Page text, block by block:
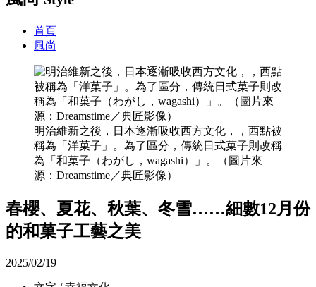
首頁
風尚
明治維新之後，日本逐漸吸收西方文化，，西點被
稱為「洋菓子」。為了區分，傳統日式菓子則改稱
為「和菓子（わがし，wagashi）」。（圖片來
源：Dreamstime／典匠影像）
春櫻、夏花、秋葉、冬雪……細數12月份
的和菓子工藝之美
2025/02/19